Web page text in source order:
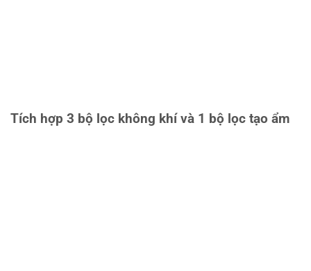
Tích hợp 3 bộ lọc không khí và 1 bộ lọc tạo ẩm